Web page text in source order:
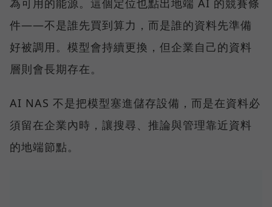
為可用的能源。這個定位也點出地端 AI 的競賽條
件——不是誰先買到算力，而是誰的資料先準備
好被調用。模型會持續更換，但企業自己的資料
層則會長期存在。
AI NAS 不是把模型塞進儲存設備，而是在資料必
須留在企業內時，讓搜尋、推論與管理靠近資料
的地端節點。